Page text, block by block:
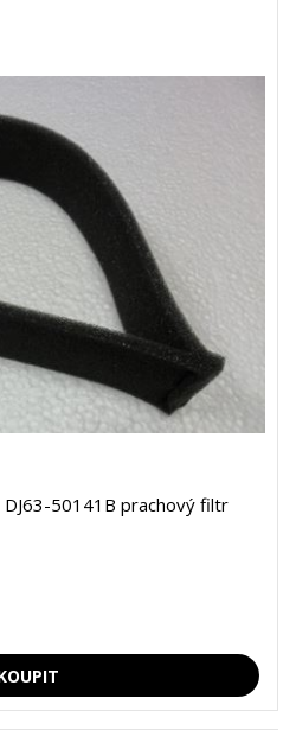
DJ63-50141B prachový filtr